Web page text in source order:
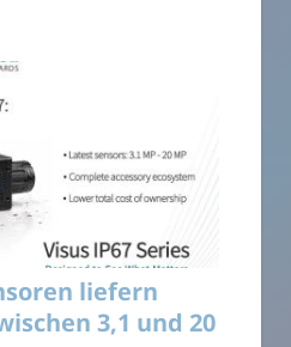
liefern
3,1 und 20